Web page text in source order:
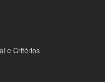
e Critérios